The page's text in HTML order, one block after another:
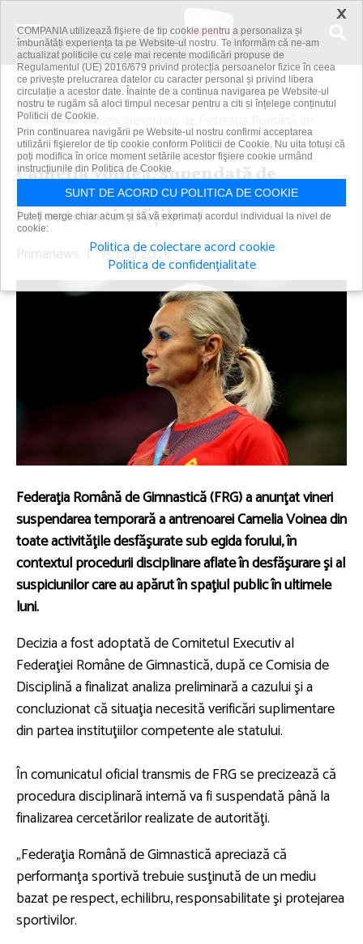
Acasă
Știri
Camelia Voinea, supendată de Federaţia Română de
Gimnastică de la toate...
Camelia Voinea, supendată de
Federaţia Română de Gimnastică de
la toate activităţile
Primanews | 15 mai 2026
Federaţia Română de Gimnastică (FRG) a anunţat vineri
suspendarea temporară a antrenoarei Camelia Voinea din
toate activităţile desfăşurate sub egida forului, în
contextul procedurii disciplinare aflate în desfăşurare şi al
suspiciunilor care au apărut în spaţiul public în ultimele
luni.
Decizia a fost adoptată de Comitetul Executiv al
Federaţiei Române de Gimnastică, după ce Comisia de
Disciplină a finalizat analiza preliminară a cazului şi a
concluzionat că situaţia necesită verificări suplimentare
din partea instituţiilor competente ale statului.
În comunicatul oficial transmis de FRG se precizează că
procedura disciplinară internă va fi suspendată până la
finalizarea cercetărilor realizate de autorităţi.
„Federaţia Română de Gimnastică apreciază că
performanţa sportivă trebuie susţinută de un mediu
bazat pe respect, echilibru, responsabilitate şi protejarea
sportivilor.
×
COMPANIA utilizează fişiere de tip cookie pentru a personaliza și
îmbunătăți experiența ta pe Website-ul nostru. Te informăm că ne-am
actualizat politicile cu cele mai recente modificări propuse de
Regulamentul (UE) 2016/679 privind protecția persoanelor fizice în ceea
ce privește prelucrarea datelor cu caracter personal și privind libera
circulație a acestor date. Înainte de a continua navigarea pe Website-ul
nostru te rugăm să aloci timpul necesar pentru a citi și înțelege conținutul
Politicii de Cookie.
Prin continuarea navigării pe Website-ul nostru confirmi acceptarea
utilizării fişierelor de tip cookie conform Politicii de Cookie. Nu uita totuși că
poți modifica în orice moment setările acestor fişiere cookie urmând
instrucțiunile din Politica de Cookie.
SUNT DE ACORD CU POLITICA DE COOKIE
Puteți merge chiar acum și să vă exprimați acordul individual la nivel de
cookie:
Politica de colectare acord cookie
Politica de confidențialitate